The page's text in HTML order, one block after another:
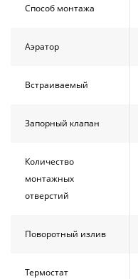
Способ монтажа
Аэратор
Встраиваемый
Запорный клапан
Количество
монтажных
отверстий
Поворотный излив
Термостат